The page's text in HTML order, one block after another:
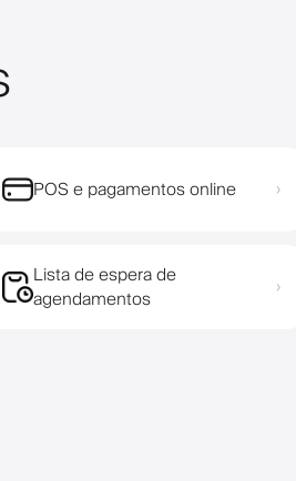
POS e pagamentos online ›
Lista de espera de
agendamentos
›